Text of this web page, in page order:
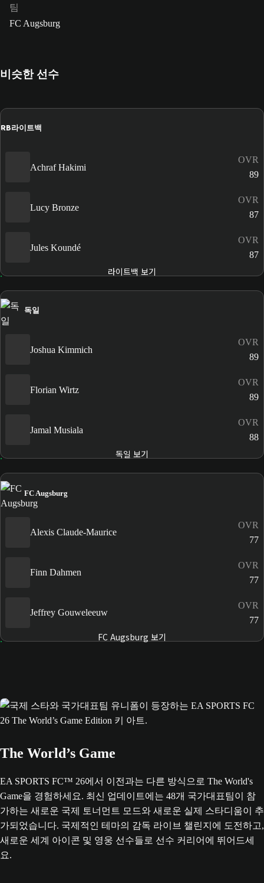
팀
FC Augsburg
비슷한 선수
RB라이트백
Achraf Hakimi
OVR
89
Lucy Bronze
OVR
87
Jules Koundé
OVR
87
라이트백 보기
독일
Joshua Kimmich
OVR
89
Florian Wirtz
OVR
89
Jamal Musiala
OVR
88
독일 보기
FC Augsburg
Alexis Claude-Maurice
OVR
77
Finn Dahmen
OVR
77
Jeffrey Gouweleeuw
OVR
77
FC Augsburg 보기
The World’s Game
EA SPORTS FC™ 26에서 이전과는 다른 방식으로 The World's
Game을 경험하세요. 최신 업데이트에는 48개 국가대표팀이 참
가하는 새로운 국제 토너먼트 모드와 새로운 실제 스타디움이 추
가되었습니다. 국제적인 테마의 감독 라이브 챌린지에 도전하고,
새로운 세계 아이콘 및 영웅 선수들로 선수 커리어에 뛰어드세
요.